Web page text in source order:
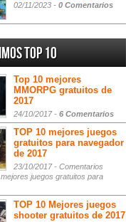
02/11/2023 - 0 Comentarios
Top 10
Top 10 mejores
MMORPG gratuitos de
2017
24/10/2017 - 6 Comentarios
TOP 10 mejores juegos
gratuitos para navegador
de 2017
23/10/2017 - Comentarios
juegos gratuitos para
TOP 10 Mejores juegos
shooter gratuitos de 2017